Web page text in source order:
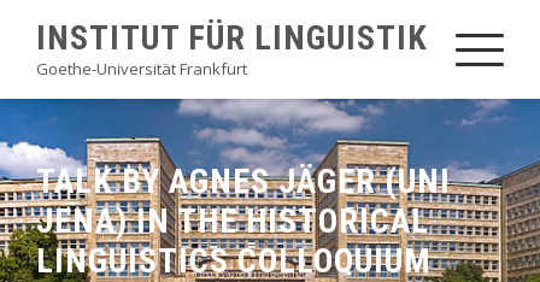
content
INSTITUT FÜR LINGUISTIK
Goethe-Universität Frankfurt
TALK BY AGNES JÄGER (UNI
JENA) IN THE HISTORICAL
LINGUISTICS COLLOQUIUM